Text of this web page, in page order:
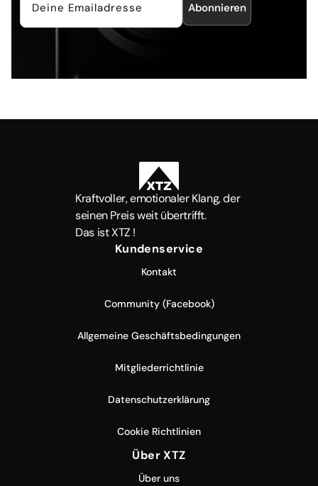
Abonnieren
Kraftvoller, emotionaler Klang, der
seinen Preis weit übertrifft.
Das ist XTZ !
Kundenservice
Kontakt
Community (Facebook)
Allgemeine Geschäftsbedingungen
Mitgliederrichtlinie
Datenschutzerklärung
Cookie Richtlinien
Über XTZ
Über uns